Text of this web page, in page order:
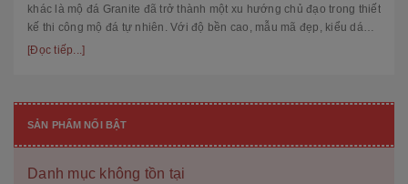
khác là mộ đá Granite đã trở thành một xu hướng chủ đạo trong thiết
kế thi công mộ đá tự nhiên. Với độ bền cao, mẫu mã đẹp, kiểu dáng
hiệ...
[Đọc tiếp...]
SẢN PHẨM NỔI BẬT
Danh mục không tồn tại